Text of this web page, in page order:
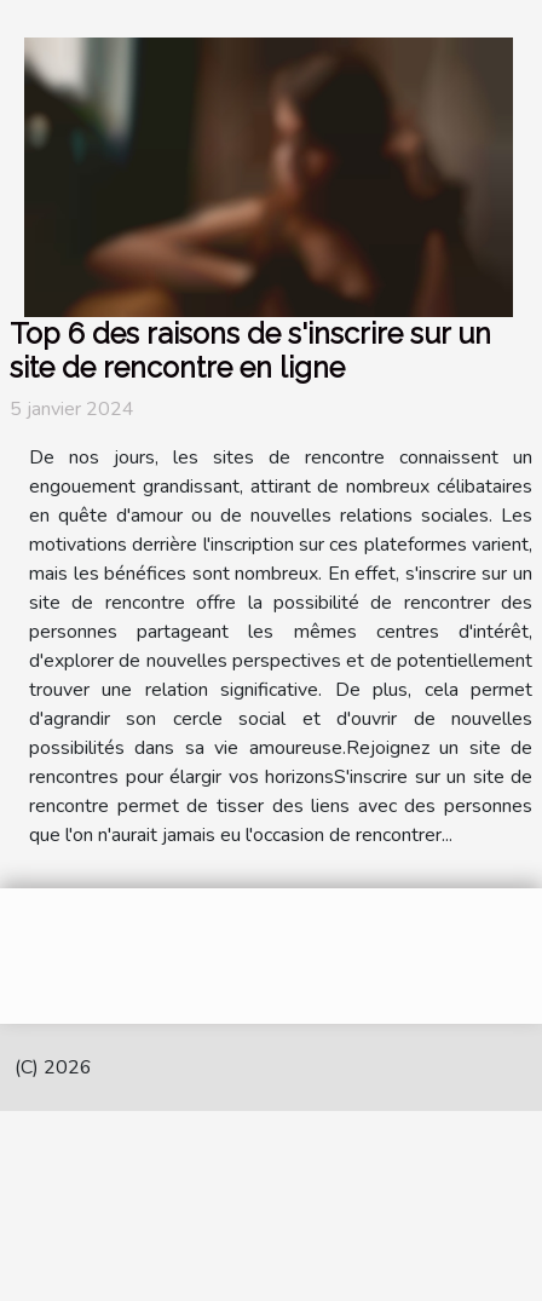
Top 6 des raisons de s'inscrire sur un
site de rencontre en ligne
5 janvier 2024
De nos jours, les sites de rencontre connaissent un
engouement grandissant, attirant de nombreux célibataires
en quête d'amour ou de nouvelles relations sociales. Les
motivations derrière l'inscription sur ces plateformes varient,
mais les bénéfices sont nombreux. En effet, s'inscrire sur un
site de rencontre offre la possibilité de rencontrer des
personnes partageant les mêmes centres d'intérêt,
d'explorer de nouvelles perspectives et de potentiellement
trouver une relation significative. De plus, cela permet
d'agrandir son cercle social et d'ouvrir de nouvelles
possibilités dans sa vie amoureuse.Rejoignez un site de
rencontres pour élargir vos horizonsS'inscrire sur un site de
rencontre permet de tisser des liens avec des personnes
que l'on n'aurait jamais eu l'occasion de rencontrer...
(C) 2026